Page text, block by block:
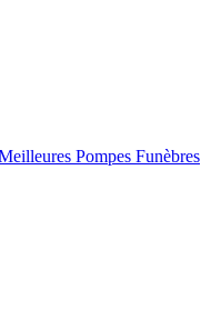
Pompes Funèbres